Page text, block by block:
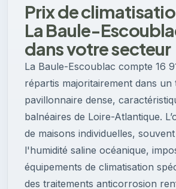
Prix de
La Baule-
dans votre secteur
La Baule-Escoublac compte 16
répartis majoritairement dans un
pavillonnaire dense,
balnéaires de Loire-Atlantique.
de maisons individuelles,
l'humidité saline océanique,
équipements de climatisation
des traitements anticorrosion